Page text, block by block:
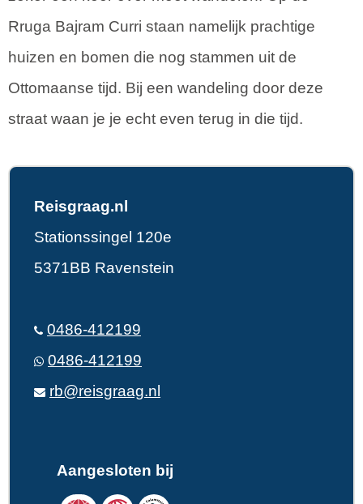
Rruga Bajram Curri staan namelijk prachtige
huizen en bomen die nog stammen uit de
Ottomaanse tijd. Bij een wandeling door deze
straat waan je je echt even terug in die tijd.
Reisgraag.nl
Stationssingel 120e
5371BB Ravenstein
0486-412199
0486-412199
rb@reisgraag.nl
Aangesloten bij